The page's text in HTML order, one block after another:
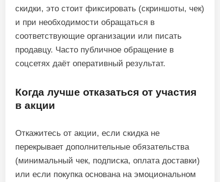
скидки, это стоит фиксировать (скриншоты, чек)
и при необходимости обращаться в
соответствующие организации или писать
продавцу. Часто публичное обращение в
соцсетях даёт оперативный результат.
Когда лучше отказаться от участия
в акции
Откажитесь от акции, если скидка не
перекрывает дополнительные обязательства
(минимальный чек, подписка, оплата доставки)
или если покупка основана на эмоциональном